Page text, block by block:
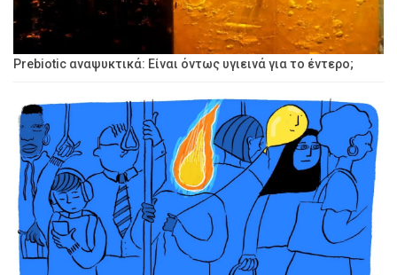
Prebiotic αναψυκτικά: Είναι όντως υγιεινά για το έντερο;